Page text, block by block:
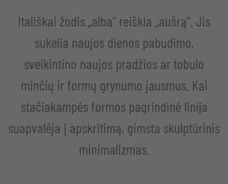
Itališkai žodis „alba“ reiškia „aušrą“. Jis
sukelia naujos dienos pabudimo,
sveikintino naujos pradžios ar tobulo
minčių ir formų grynumo jausmus. Kai
stačiakampės formos pagrindinė linija
suapvalėja į apskritimą, gimsta skulptūrinis
minimalizmas.